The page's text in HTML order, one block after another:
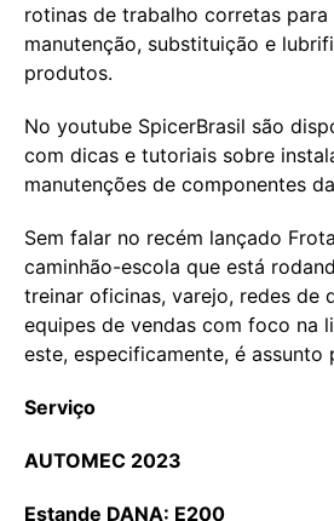
rotinas de trabalho corretas para
manutenção, substituição e
produtos.
No youtube SpicerBrasil são
com dicas e tutoriais sobre
manutenções de componentes
Sem falar no recém lançado
caminhão-escola que está
treinar oficinas, varejo, redes de
equipes de vendas com foco na
este, especificamente, é assunto
Serviço
AUTOMEC 2023
Estande DANA: E200